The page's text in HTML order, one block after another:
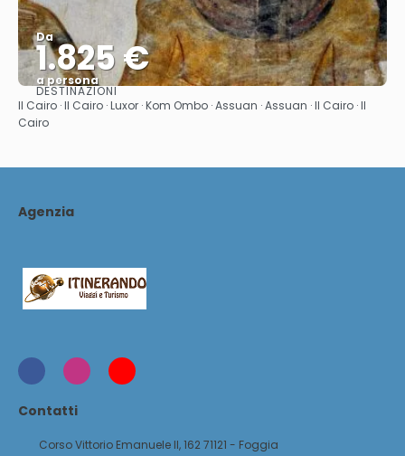
Da
1.825 €
a persona
Vedere
DESTINAZIONI
Il Cairo · Il Cairo · Luxor · Kom Ombo · Assuan · Assuan · Il Cairo · Il
Cairo
Agenzia
Contatti
Corso Vittorio Emanuele II, 162 71121 - Foggia